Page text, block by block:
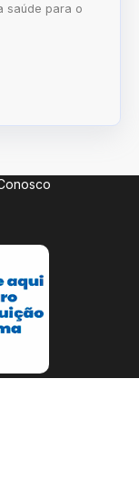
saúde para o